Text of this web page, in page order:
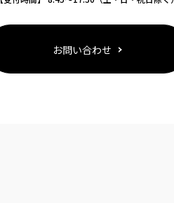
お問い合わせ